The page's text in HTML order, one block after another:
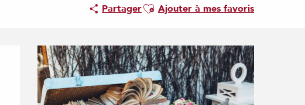
PartagerAjouter aux favoris
Ajouter à mes favoris